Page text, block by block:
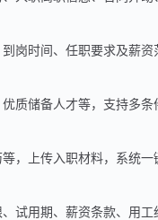
岗时间、任职要求及薪
质储备人才等，支持多
，上传入职材料，系统
试用期、薪资条款、用